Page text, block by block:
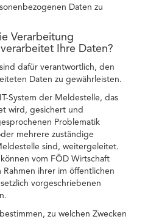
Daten zu
Verarbeitung
Ihre Daten?
dafür verantwortlich, den
Daten zu gewährleisten.
System der Meldestelle, das
wird, gesichert und
Problematik
mehrere zuständige
sind, weitergeleitet.
vom FÖD Wirtschaft
ihrer im öffentlichen
vorgeschriebenen
zu welchen Zwecken